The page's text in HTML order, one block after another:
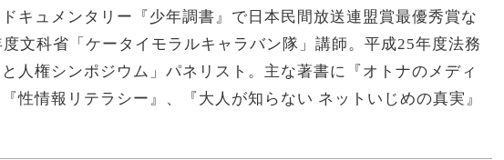
キュメンタリー『少年調書』で日本民間放送連盟賞最優秀賞な
文科省「ケータイモラルキャラバン隊」講師。平成25年度法務
人権シンポジウム」パネリスト。主な著書に『オトナのメディ
性情報リテラシー』、『大人が知らない ネットいじめの真実』